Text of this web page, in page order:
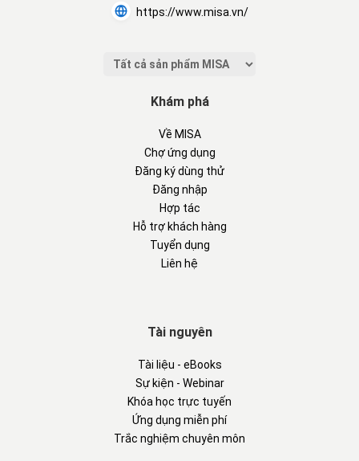
https://www.misa.vn/
Khám phá
Về MISA
Chợ ứng dụng
Đăng ký dùng thử
Đăng nhập
Hợp tác
Hỗ trợ khách hàng
Tuyển dụng
Liên hệ
Tài nguyên
Tài liệu - eBooks
Sự kiện - Webinar
Khóa học trực tuyến
Ứng dụng miễn phí
Trắc nghiệm chuyên môn